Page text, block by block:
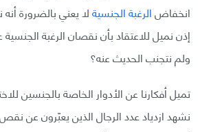
انخفاضالرغبة الجنسيةلا يعني بالضرورة
إذن نميل للاعتقاد بأن نقصان الرغبة الجنسية
ولم نتجنب الحديث عنه؟
تميل أفكارنا عن الأدوار الخاصة بالجنسين
نشهد ازدياد عدد الرجال الذين يعبّرون عن